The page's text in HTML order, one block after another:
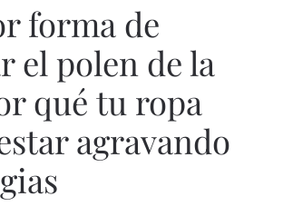
forma de
el polen de la
qué tu ropa
agravando